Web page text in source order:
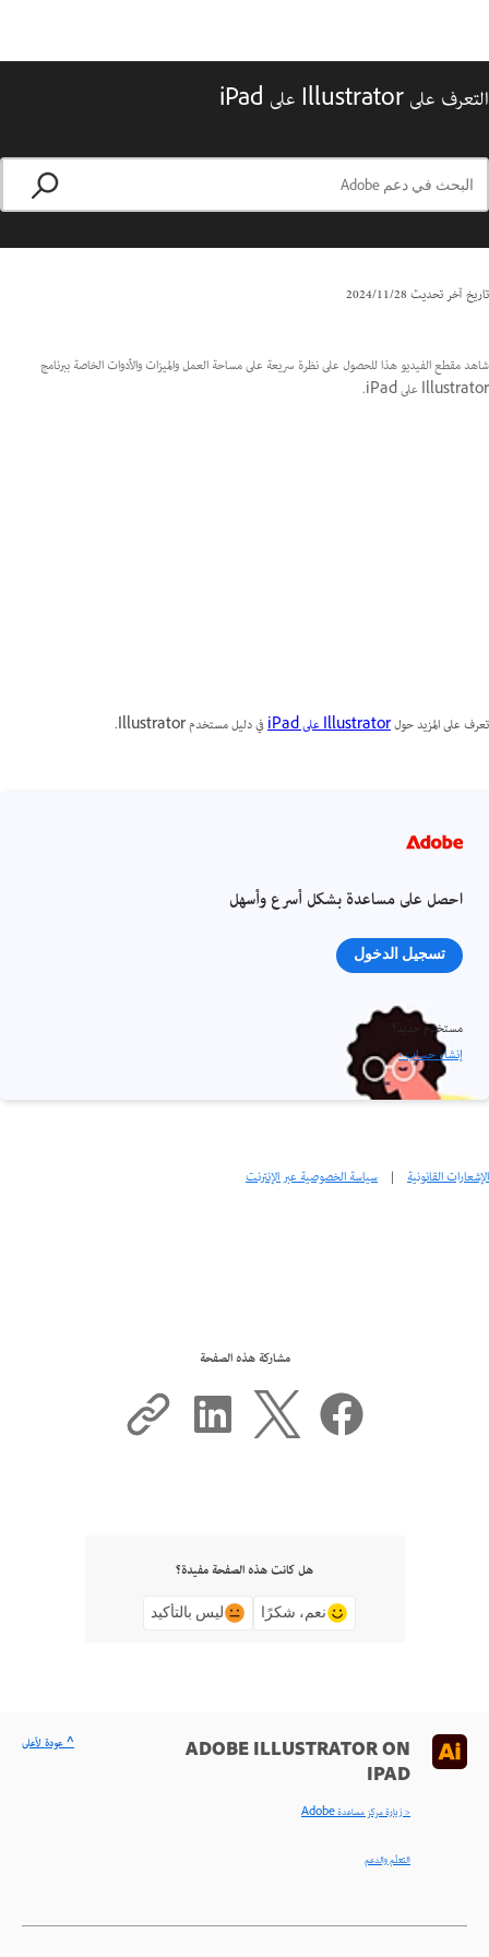
التعرف على Illustrator على iPad
تاريخ آخر تحديث28‏/11‏/2024
شاهد مقطع الفيديو هذا للحصول على نظرة سريعة على مساحة العمل والميزات والأدوات الخاصة ببرنامج
Illustrator على iPad.
تعرف على المزيد حولIllustrator على iPad في دليل مستخدم Illustrator.
احصل على مساعدة بشكل أسرع وأسهل
تسجيل الدخول
مستخدم جديد؟
إنشاء حساب ›
الإشعارات القانونية | سياسة الخصوصية عبر الإنترنت
مشاركة هذه الصفحة
هل كانت هذه الصفحة مفيدة؟
نعم، شكرًا ليس بالتأكيد
ADOBE ILLUSTRATOR ON
IPAD
< زيارة مركز مساعدة Adobe
التعلّم والدعم
^ عودة لأعلى